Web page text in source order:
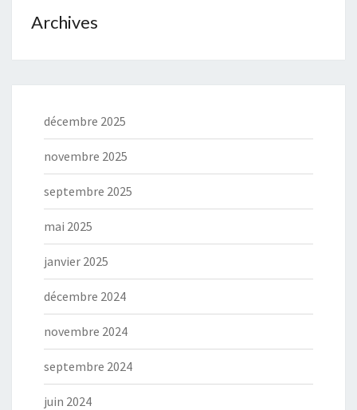
Archives
décembre 2025
novembre 2025
septembre 2025
mai 2025
janvier 2025
décembre 2024
novembre 2024
septembre 2024
juin 2024